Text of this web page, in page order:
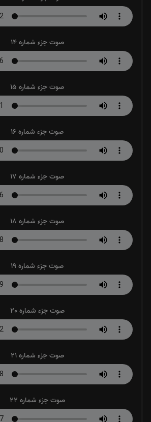
صوت جزء شماره 14
صوت جزء شماره 15
صوت جزء شماره 16
صوت جزء شماره 17
صوت جزء شماره 18
صوت جزء شماره 19
صوت جزء شماره 20
صوت جزء شماره 21
صوت جزء شماره 22